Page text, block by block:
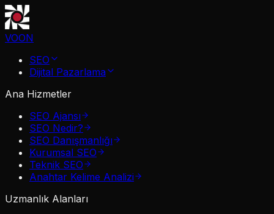
VOON
SEO
Dijital Pazarlama
Ana Hizmetler
SEO Ajansı
SEO Nedir?
SEO Danışmanlığı
Kurumsal SEO
Teknik SEO
Anahtar Kelime Analizi
Uzmanlık Alanları